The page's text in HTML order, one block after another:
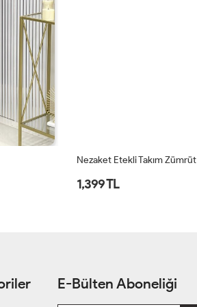
Nezaket Etekli Takım Zümrüt
1,399 TL
E-Bülten Aboneliği